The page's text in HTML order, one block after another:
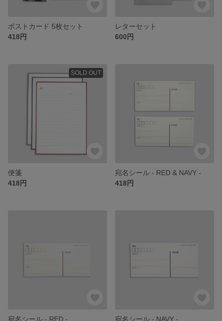
ポストカード 5枚セット
418円
レターセット
600円
SOLD OUT
便箋
418円
宛名シール - RED & NAVY -
418円
宛名シール - RED -
宛名シール - NAVY -